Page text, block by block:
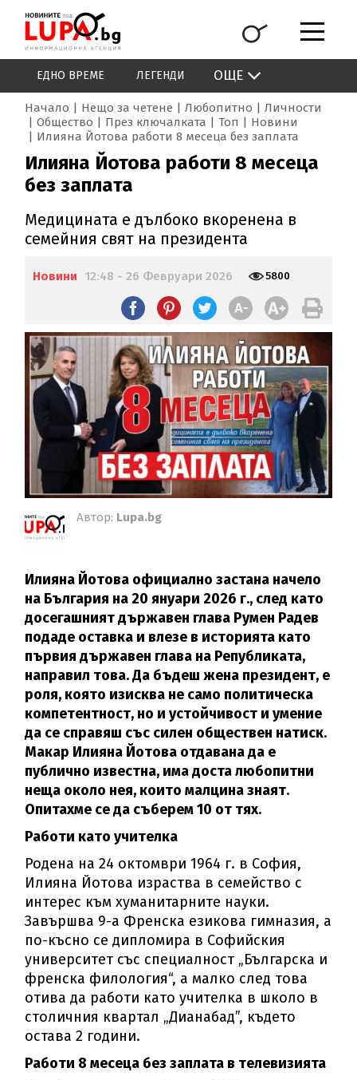
ЕДНО ВРЕМЕ ЛЕГЕНДИ ОЩЕ
Начало Нещо за четене Любопитно
Личности
Общество
През ключалката Топ
Новини
Илияна Йотова работи 8 месеца без заплата
Илияна Йотова работи 8 месеца
без заплата
Медицината е дълбоко вкоренена в
семейния свят на президента
Новини 12:48 - 26 Февруари 2026 5800
Автор: Lupa.bg
Илияна Йотова официално застана начело
на България на 20 януари 2026 г., след като
досегашният държавен глава Румен Радев
подаде оставка и влезе в историята като
първия държавен глава на Републиката,
направил това. Да бъдеш жена президент, е
роля, която изисква не само политическа
компетентност, но и устойчивост и умение
да се справяш със силен обществен натиск.
Макар Илияна Йотова отдавана да е
публично известна, има доста любопитни
неща около нея, които малцина знаят.
Опитахме се да съберем 10 от тях.
Работи като учителка
Родена на 24 октомври 1964 г. в София,
Илияна Йотова израства в семейство с
интерес към хуманитарните науки.
Завършва 9-а Френска езикова гимназия, а
по-късно се дипломира в Софийския
университет със специалност „Българска и
френска филология“, а малко след това
отива да работи като учителка в школо в
столичния квартал „Дианабад”, където
остава 2 години.
Работи 8 месеца без заплата в телевизията